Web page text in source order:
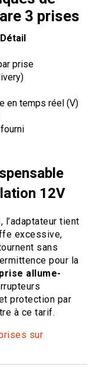
3 prises
Détail
prise
en temps réel (V)
12V
l’adaptateur tient
excessive,
sans
pour la
allume-
protection par
à ce tarif.
sur